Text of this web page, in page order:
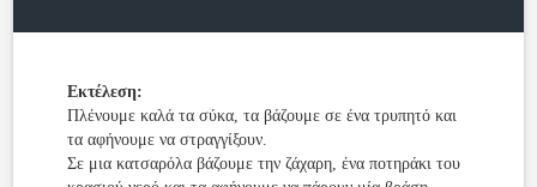
Εκτέλεση:
Πλένουμε καλά τα σύκα, τα βάζουμε σε ένα τρυπητό και
τα αφήνουμε να στραγγίξουν.
Σε μια κατσαρόλα βάζουμε την ζάχαρη, ένα ποτηράκι του